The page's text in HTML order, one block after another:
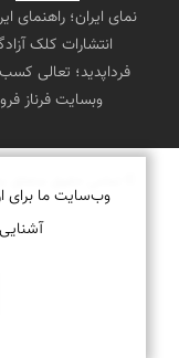
نمای ایران؛ راهنمای
انتشارات کلک
فرداپدید؛ تعالی
وبسایت فرناز
وب‌سایت ما برای